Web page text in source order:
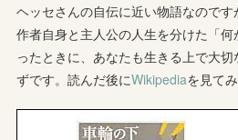
ヘッセさんの自伝に近い物語なので
作者自身と主人公の人生を分けた「
ったときに、あなたも生きる上で大
ずです。読んだ後にWikipediaを見て